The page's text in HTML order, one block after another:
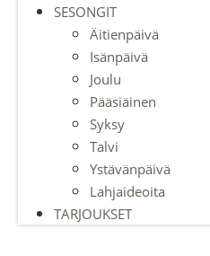
SESONGIT
Äitienpäivä
Isänpäivä
Joulu
Pääsiäinen
Syksy
Talvi
Ystävänpäivä
Lahjaideoita
TARJOUKSET